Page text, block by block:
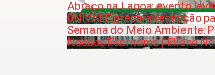
Abraço na Lagoa: evento
UNIVALE prepara recepção
Semana do Meio Ambiente:
Nossos Escritores | Eliene